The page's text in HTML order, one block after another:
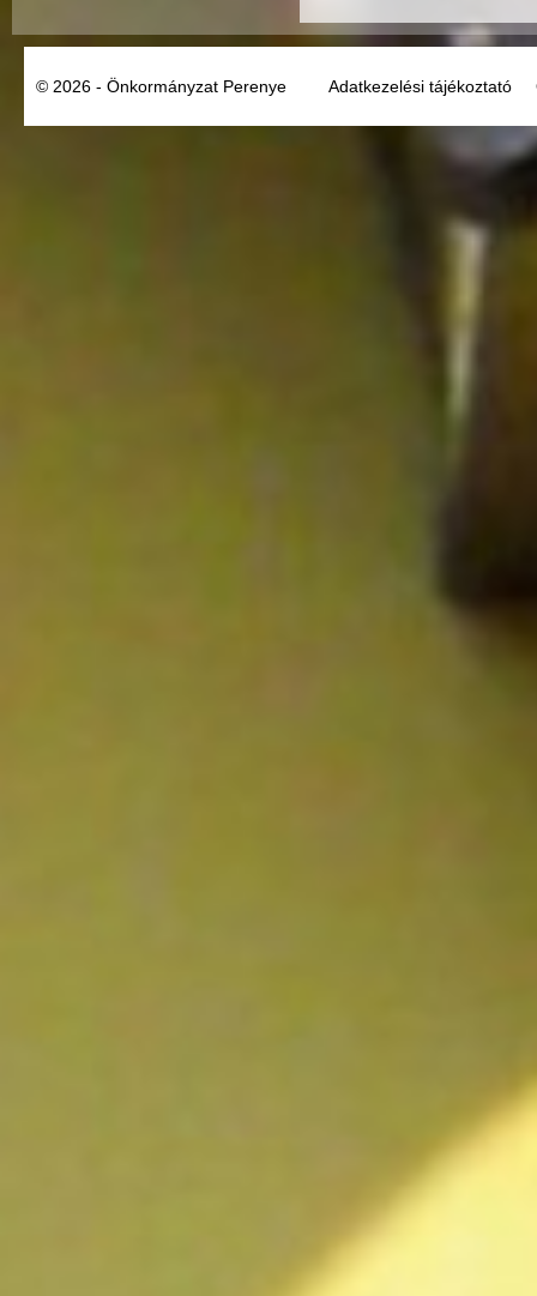
© 2026 - Önkormányzat Perenye Adatkezelési tájékoztató